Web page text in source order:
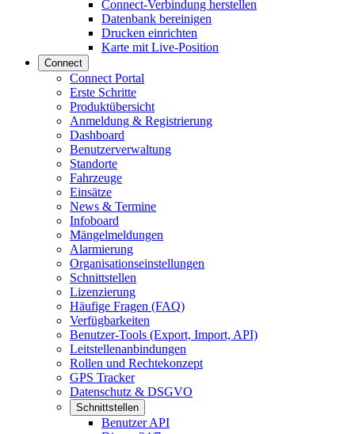
Connect-Verbindung herstellen
Datenbank bereinigen
Drucken einrichten
Karte mit Live-Position
Connect
Connect Portal
Erste Schritte
Produktübersicht
Anmeldung & Registrierung
Dashboard
Benutzerverwaltung
Standorte
Fahrzeuge
Einsätze
News & Termine
Infoboard
Mängelmeldungen
Alarmierung
Organisationseinstellungen
Schnittstellen
Lizenzierung
Häufige Fragen (FAQ)
Verfügbarkeiten
Benutzer-Tools (Export, Import, API)
Leitstellenanbindungen
Rollen und Rechtekonzept
GPS Tracker
Datenschutz & DSGVO
Schnittstellen
Benutzer API